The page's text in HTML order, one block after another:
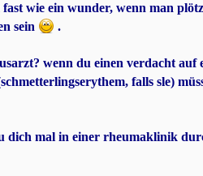
wie ein wunder, wenn man
sein
.
wenn du einen verdacht auf
falls sle)
mal in einer rheumaklinik